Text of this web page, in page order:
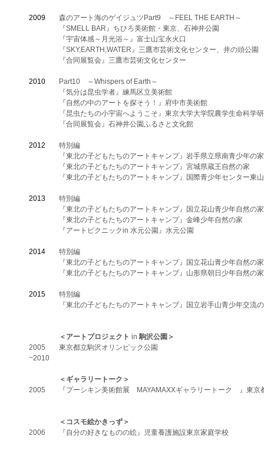
​2009
2010
​2012
2013
​2014
​2015
2005
​~2010
​2005
​2006
森のアート海のゲイジュツPart9 ～FEEL THE EARTH～
『SMELL BAR』ちひろ美術館・東京、石神井公園
『宇宙体感～月光浴～』富士山宝永火口
『SKY,EARTH,WATER』三鷹市芸術文化センター、井の頭公園
『合同展覧会』三鷹市芸術文化センター
Part10 ～Whispers of Earth～
『気分は昆虫学者』練馬区立美術館
『自然の中のアートを探そう！』府中市美術館
『昆虫たちの小宇宙へようこそ』東京大学大学院農学生命科
『合同展覧会』石神井公園ふるさと文化館
特別編
『東北の子どもたちのアートキャンプ』岩手県立県南青少年の家
『東北の子どもたちのアートキャンプ』宮城県蔵王自然の家
『東北の子どもたちのアートキャンプ』国際青少年センター東
特別編
『東北の子どもたちのアートキャンプ』国立花山青少年自然の家
『東北の子どもたちのアートキャンプ』金峰少年自然の家
『アートピクニックin 水元公園』水元公園
特別編
『東北の子どもたちのアートキャンプ』国立花山青少年自然の家
『東北の子どもたちのアートキャンプ』山形県朝日少年自然の家
特別編
『東北の子どもたちのアートキャンプ』国立岩手山青少年交流
＜アートプロジェクト in駒沢公園＞
東京都立駒沢オリンピック公園
＜ギャラリートーク＞
『プーシキン美術館展 MAYAMAXXギャラリートーク 』東京
＜コスモ絵かきっず＞
『自分の好きなものの絵』児童養護施設東京家庭学校